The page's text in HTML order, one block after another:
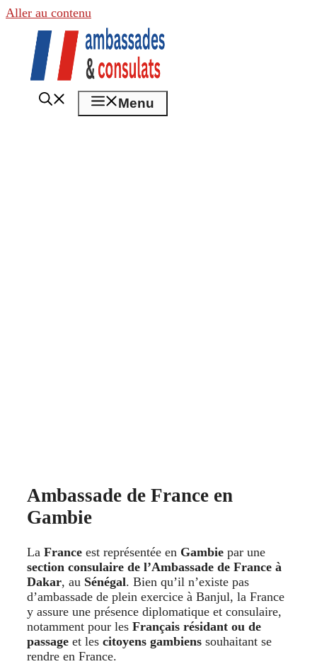
Aller au contenu
Menu
Ambassade de France en
Gambie
La France est représentée en Gambie par une
section consulaire de l’Ambassade de France à
Dakar, au Sénégal. Bien qu’il n’existe pas
d’ambassade de plein exercice à Banjul, la France
y assure une présence diplomatique et consulaire,
notamment pour les Français résidant ou de
passage et les citoyens gambiens souhaitant se
rendre en France.